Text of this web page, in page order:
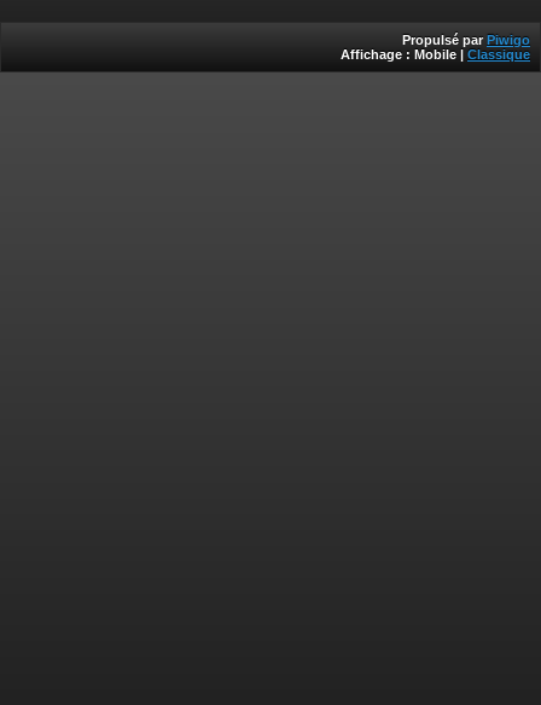
Propulsé par Piwigo
Affichage : Mobile | Classique